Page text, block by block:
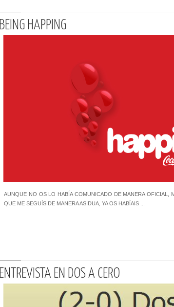
BEING HAPPING
AUNQUE NO OS LO HABÍA COMUNICADO DE MANERA OFICIAL,
QUE ME SEGUÍS DE MANERA ASIDUA, YA OS HABÍAIS ...
ENTREVISTA EN DOS A CERO